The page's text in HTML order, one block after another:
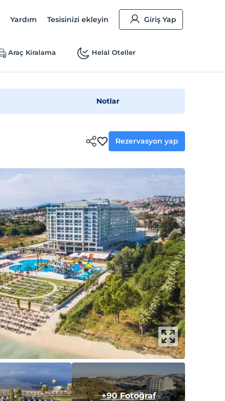
Yardım Tesisinizi ekleyin Giriş Yap
Araç Kiralama Helal Oteller
Notlar
Rezervasyon yap
+90 Fotoğraf